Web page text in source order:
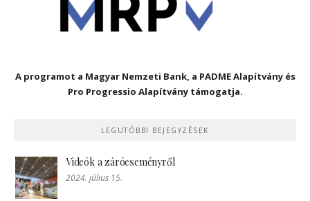
A programot a Magyar Nemzeti Bank, a PADME Alapítvány és
Pro Progressio Alapítvány támogatja.
LEGUTÓBBI BEJEGYZÉSEK
Videók a záróeseményről
2024. július 15.